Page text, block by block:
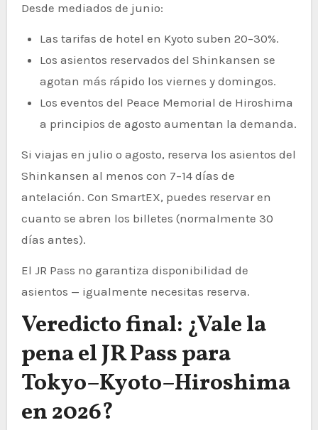
Desde mediados de junio:
Las tarifas de hotel en Kyoto suben 20–30%.
Los asientos reservados del Shinkansen se
agotan más rápido los viernes y domingos.
Los eventos del Peace Memorial de Hiroshima
a principios de agosto aumentan la demanda.
Si viajas en julio o agosto, reserva los asientos del
Shinkansen al menos con 7–14 días de
antelación. Con SmartEX, puedes reservar en
cuanto se abren los billetes (normalmente 30
días antes).
El JR Pass no garantiza disponibilidad de
asientos — igualmente necesitas reserva.
Veredicto final: ¿Vale la
pena el JR Pass para
Tokyo–Kyoto–Hiroshima
en 2026?